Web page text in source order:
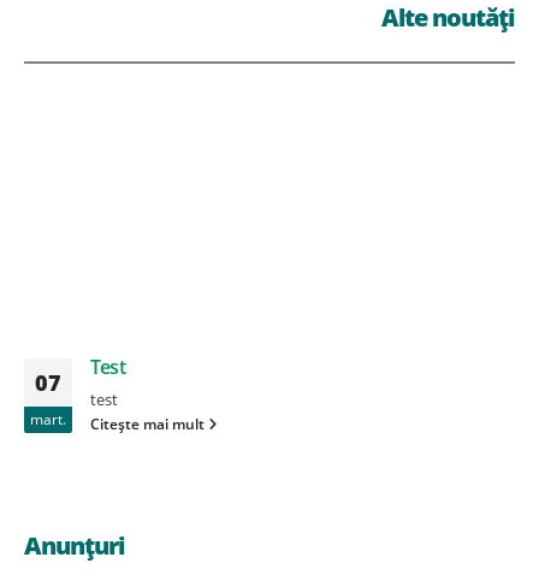
Alte noutăți
07
mart.
Test
test
Citește mai mult
Anunțuri